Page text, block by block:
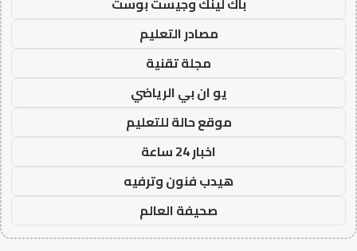
مصادر التعليم
مجلة تقنية
يو ان بي الرياضي
موقع حالة للتعليم
اخبار 24 ساعة
هيدب فنون وترفيه
صحيفة العالم